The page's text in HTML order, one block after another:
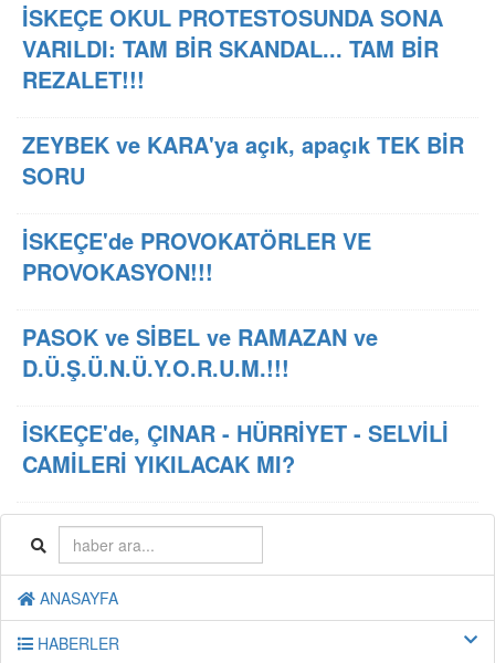
İSKEÇE OKUL PROTESTOSUNDA SONA
VARILDI: TAM BİR SKANDAL... TAM BİR
REZALET!!!
ZEYBEK ve KARA'ya açık, apaçık TEK BİR
SORU
İSKEÇE'de PROVOKATÖRLER VE
PROVOKASYON!!!
PASOK ve SİBEL ve RAMAZAN ve
D.Ü.Ş.Ü.N.Ü.Y.O.R.U.M.!!!
İSKEÇE'de, ÇINAR - HÜRRİYET - SELVİLİ
CAMİLERİ YIKILACAK MI?
ANASAYFA
HABERLER